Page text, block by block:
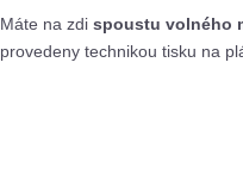
Máte na zdi spoustu volného
provedeny technikou tisku na